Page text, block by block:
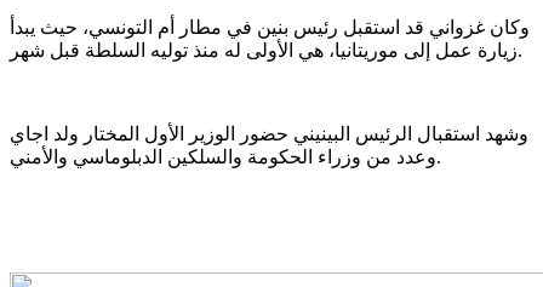
وكان غزواني قد استقبل رئيس بنين في مطار أم التونسي، حيث يبدأ
زيارة عمل إلى موريتانيا، هي الأولى له منذ توليه السلطة قبل شهر.
وشهد استقبال الرئيس البينيني حضور الوزير الأول المختار ولد اجاي
وعدد من وزراء الحكومة والسلكين الدبلوماسي والأمني.